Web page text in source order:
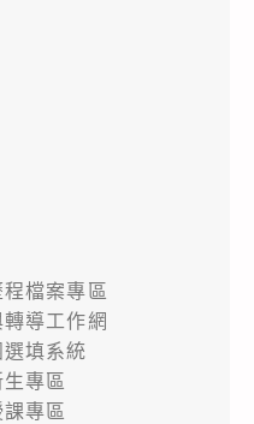
檔案專區
導工作網
選填系統
生專區
專區